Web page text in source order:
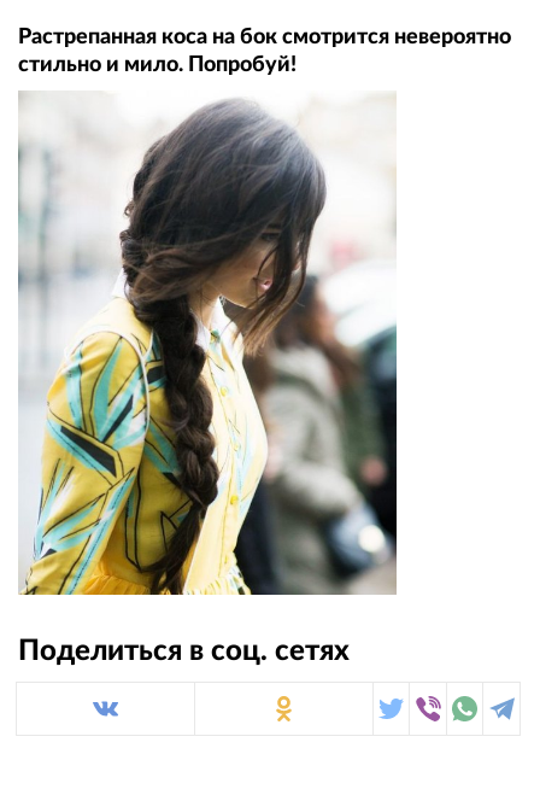
Растрепанная коса на бок смотрится невероятно
стильно и мило. Попробуй!
Поделиться в соц. сетях